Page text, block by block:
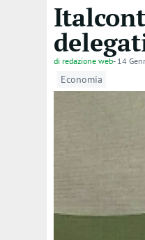
di redazione web- 14
Economia